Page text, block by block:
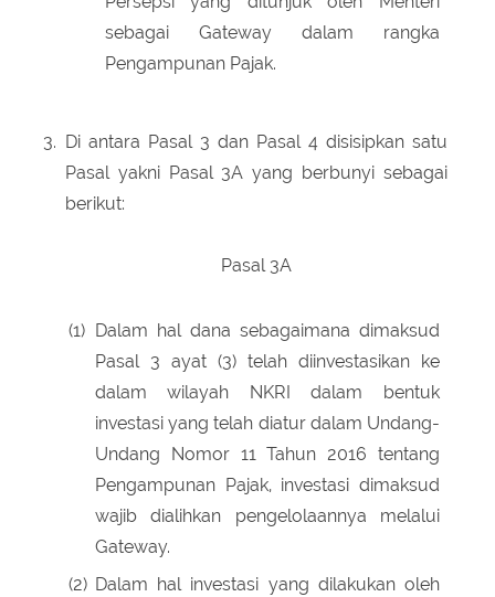
sebagai Gateway dalam rangka
Pengampunan Pajak.
3. Di antara Pasal 3 dan Pasal 4 disisipkan satu
Pasal yakni Pasal 3A yang berbunyi sebagai
berikut:
Pasal 3A
(1) Dalam hal dana sebagaimana dimaksud
Pasal 3 ayat (3) telah diinvestasikan ke
dalam wilayah NKRI dalam bentuk
investasi yang telah diatur dalam Undang-
Undang Nomor 11 Tahun 2016 tentang
Pengampunan Pajak, investasi dimaksud
wajib dialihkan pengelolaannya melalui
Gateway.
(2) Dalam hal investasi yang dilakukan oleh